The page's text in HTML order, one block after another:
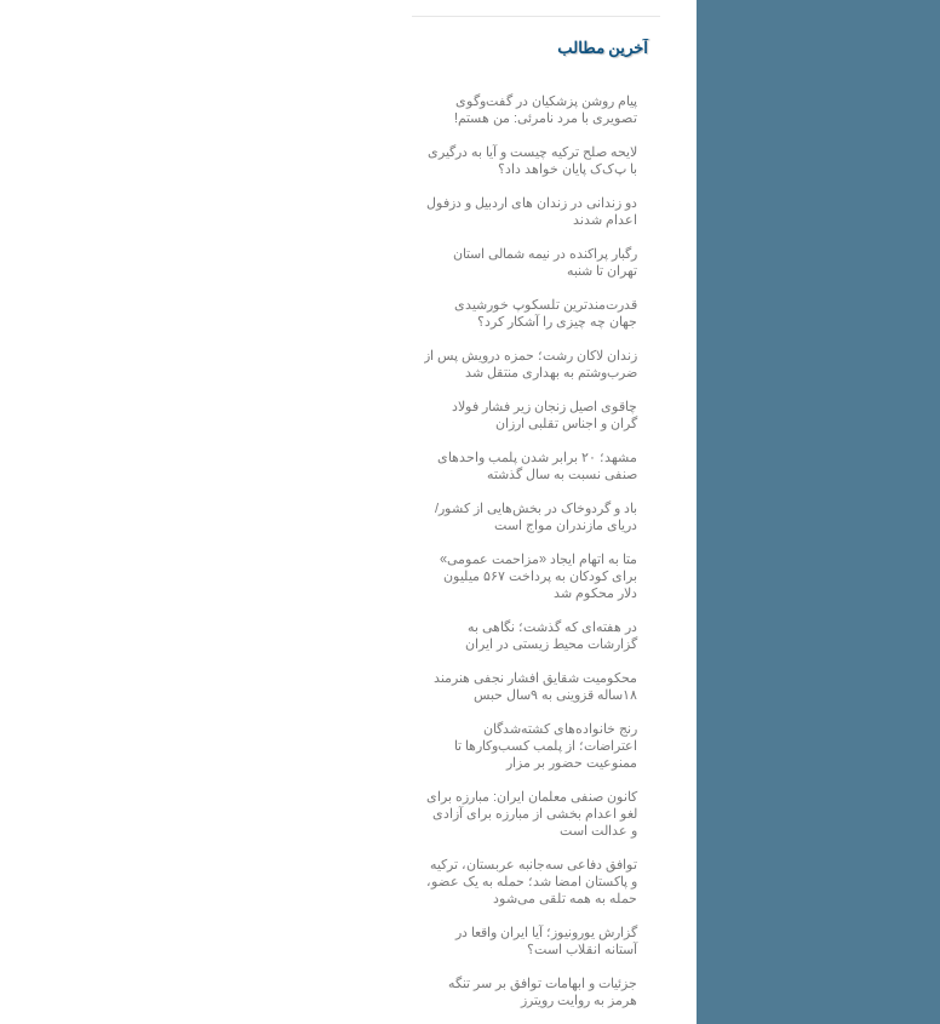
آخرین مطالب
پیام روشن پزشکیان در گفت‌و‌گوی
تصویری با مرد نامرئی: من هستم!
لایحه صلح ترکیه چیست و آیا به درگیری
با پ‌ک‌ک پایان خواهد داد؟
دو زندانی در زندان های اردبیل و دزفول
اعدام شدند
رگبار پراکنده در نیمه شمالی استان
تهران تا شنبه
قدرت‌مندترین تلسکوپ خورشیدی
جهان چه چیزی را آشکار کرد؟
زندان لاکان رشت؛ حمزه درویش پس از
ضرب‌وشتم به بهداری منتقل شد
چاقوی اصیل زنجان زیر فشار فولاد
گران و اجناس تقلبی ارزان
مشهد؛ ۲۰ برابر شدن پلمب واحدهای
صنفی نسبت به سال گذشته
باد و گردوخاک در بخش‌هایی از کشور/
دریای مازندران مواج است
متا به اتهام ایجاد «مزاحمت عمومی»
برای کودکان به پرداخت ۵۶۷ میلیون
دلار محکوم شد
در هفته‌ای که گذشت؛ نگاهی به
گزارشات محیط زیستی در ایران
محکومیت شقایق افشار نجفی هنرمند
۱۸ساله قزوینی به ۹سال حبس
رنج خانواده‌های کشته‌شدگان
اعتراضات؛ از پلمب کسب‌وکارها تا
ممنوعیت حضور بر مزار
کانون صنفی معلمان ایران: مبارزه برای
لغو اعدام بخشی از مبارزه برای آزادی
و عدالت است
توافق دفاعی سه‌جانبه عربستان، ترکیه
و پاکستان امضا شد؛ حمله به یک عضو،
حمله به همه تلقی می‌شود
گزارش یورونیوز؛ آیا ایران واقعا در
آستانه انقلاب است؟
جزئیات و ابهامات توافق بر سر تنگه
هرمز به روایت رویترز